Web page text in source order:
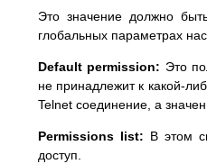
Это значение должно
глобальных параметрах
Default permission: Это
не принадлежит к какой-
Telnet соединение, а
Permissions list: В этом
доступ.